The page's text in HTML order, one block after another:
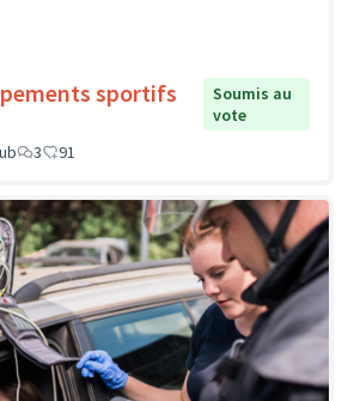
sportifs
Soumis au
vote
3 91